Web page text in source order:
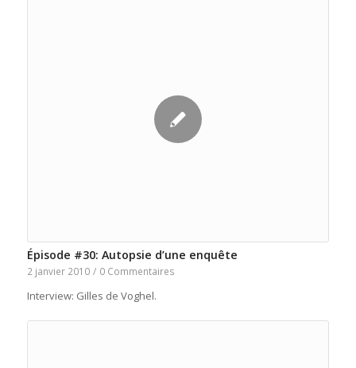
Épisode #30: Autopsie d’une enquête
2 janvier 2010 / 0 Commentaires
Interview: Gilles de Voghel.